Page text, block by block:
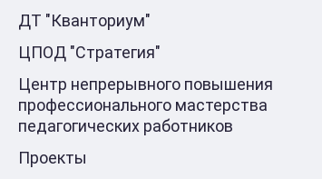
ДТ "Кванториум"
ЦПОД "Стратегия"
Центр непрерывного повышения
профессионального мастерства
педагогических работников
Проекты